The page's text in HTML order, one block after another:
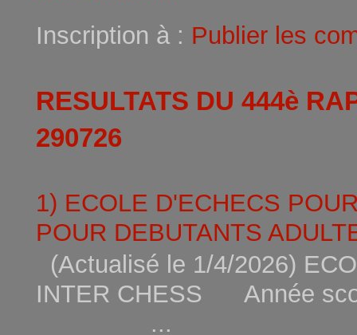
Inscription à : Publier les
RESULTATS DU 444è
290726
1) ECOLE D'ECHECS
POUR DEBUTANTS
(Actualisé le 1/4/2026)
INTER CHESS Année
...